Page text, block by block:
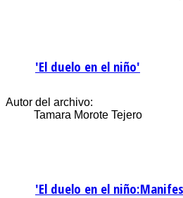
'El duelo en el niño'
Autor del archivo:
Tamara Morote Tejero
'El duelo en el